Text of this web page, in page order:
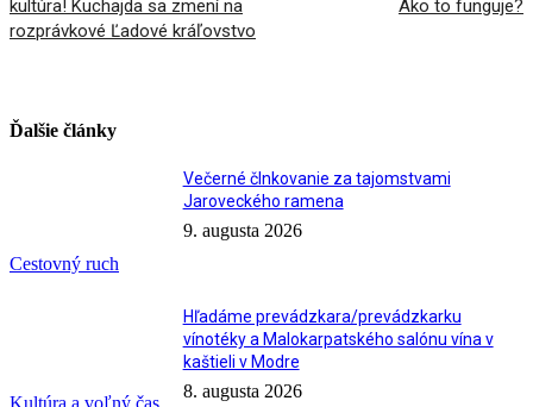
kultúra! Kuchajda sa zmení na
rozprávkové Ľadové kráľovstvo
Ako to funguje?
Ďalšie články
Cestovný ruch
Večerné člnkovanie za tajomstvami
Jaroveckého ramena
9. augusta 2026
Kultúra a voľný čas
Hľadáme prevádzkara/prevádzkarku
vínotéky a Malokarpatského salónu vína v
kaštieli v Modre
8. augusta 2026